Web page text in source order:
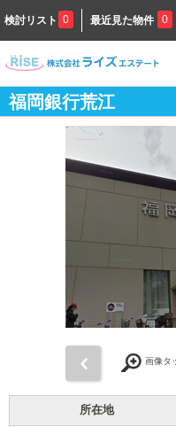
検討リスト 0 最近見た物件 0
福岡銀行荒江
画像タ
所在地